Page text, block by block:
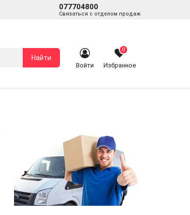
077704800
Связаться с отделом продаж
Найти
Войти
0
Избранное